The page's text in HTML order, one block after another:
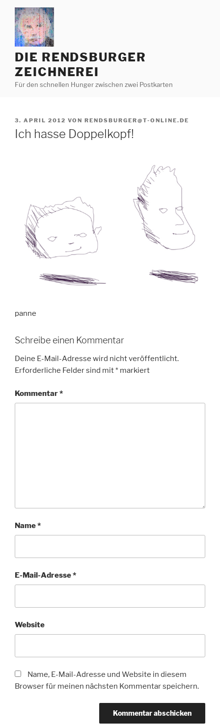
Zum
Inhalt
springen
DIE RENDSBURGER
ZEICHNEREI
Für den schnellen Hunger zwischen zwei Postkarten
VERÖFFENTLICHT
AM
3. APRIL 2012 VON RENDSBURGER@T-ONLINE.DE
Ich hasse Doppelkopf!
panne
Schreibe einen Kommentar
Deine E-Mail-Adresse wird nicht veröffentlicht.
Erforderliche Felder sind mit* markiert
Kommentar*
Name*
E-Mail-Adresse*
Website
Name, E-Mail-Adresse und Website in diesem
Browser für meinen nächsten Kommentar speichern.